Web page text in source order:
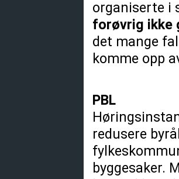
organiserte i
forøvrig ikke
det mange
komme opp
PBL
redusere
byggesaker.